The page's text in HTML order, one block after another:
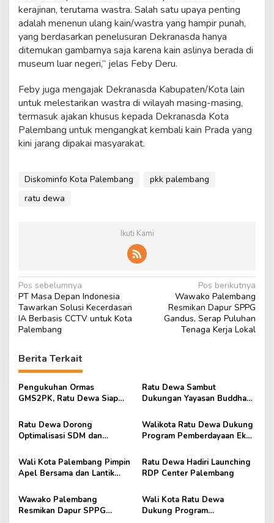
kerajinan, terutama wastra. Salah satu upaya penting
adalah menenun ulang kain/wastra yang hampir punah,
yang berdasarkan penelusuran Dekranasda hanya
ditemukan gambarnya saja karena kain aslinya berada di
museum luar negeri,” jelas Feby Deru.
Feby juga mengajak Dekranasda Kabupaten/Kota lain
untuk melestarikan wastra di wilayah masing-masing,
termasuk ajakan khusus kepada Dekranasda Kota
Palembang untuk mengangkat kembali kain Prada yang
kini jarang dipakai masyarakat.
Diskominfo Kota Palembang
pkk palembang
ratu dewa
Ikuti Kami
N
a
v
g
a
s
p
o
s
Pos sebelumnya
PT Masa Depan Indonesia
Tawarkan Solusi Kecerdasan
IA Berbasis CCTV untuk Kota
Palembang
Pos berikutnya
Wawako Palembang
Resmikan Dapur SPPG
Gandus, Serap Puluhan
Tenaga Kerja Lokal
Berita Terkait
Pengukuhan Ormas
GMS2PK, Ratu Dewa Siap
Kota Palembang
Ratu Dewa Sambut
Dukungan Yayasan Buddha
RTLH
Ratu Dewa Dorong
Optimalisasi SDM dan
Sumsel Resmi Dilantik
Walikota Ratu Dewa Dukung
Program Pemberdayaan Eks
Wali Kota Palembang Pimpin
Apel Bersama dan Lantik
Ratu Dewa Hadiri Launching
RDP Center Palembang
Wawako Palembang
Resmikan Dapur SPPG
Wali Kota Ratu Dewa
Dukung Program